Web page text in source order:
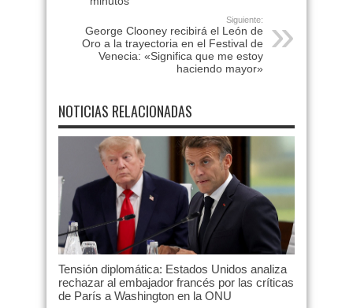
Siguiente:
George Clooney recibirá el León de
Oro a la trayectoria en el Festival de
Venecia: «Significa que me estoy
haciendo mayor»
NOTICIAS RELACIONADAS
Tensión diplomática: Estados Unidos analiza
rechazar al embajador francés por las críticas
de París a Washington en la ONU